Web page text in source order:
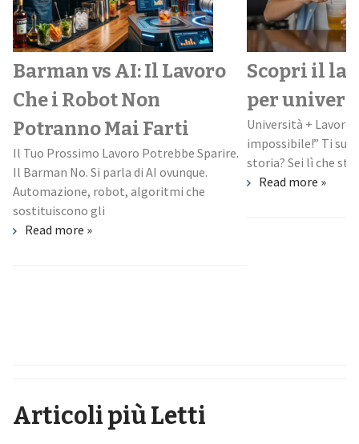
Barman vs AI: Il Lavoro
Che i Robot Non
Potranno Mai Farti
Il Tuo Prossimo Lavoro Potrebbe Sparire.
Il Barman No. Si parla di AI ovunque.
Automazione, robot, algoritmi che
sostituiscono gli
Read more »
Scopri il
per
Università +
impossibile!” Ti
storia? Sei lì che
Read more »
Articoli più Letti